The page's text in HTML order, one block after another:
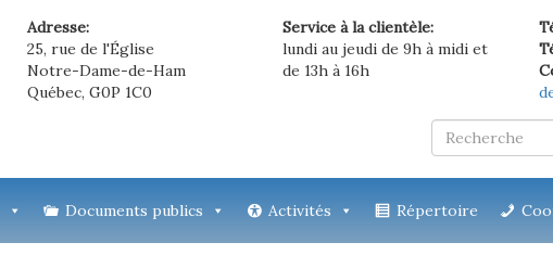
Adresse:
25, rue de l'Église
Notre-Dame-de-Ham
Québec, G0P 1C0
Service à la clientèle:
lundi au jeudi de 9h à midi et
de 13h à 16h
Documents publics Activités Répertoire